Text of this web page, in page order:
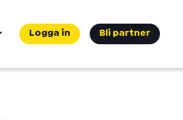
Logga in Bli partner